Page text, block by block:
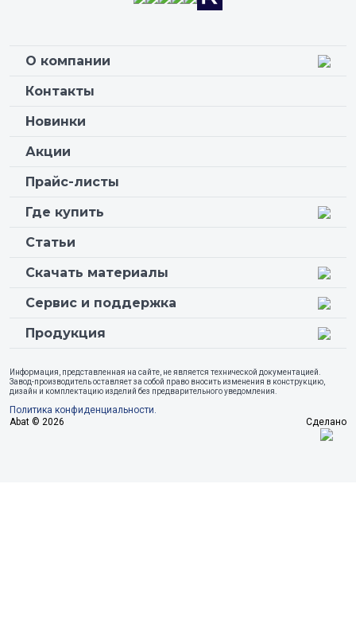
О компании
Контакты
Новинки
Акции
Прайс-листы
Где купить
Статьи
Скачать материалы
Сервис и поддержка
Продукция
Информация, представленная на сайте, не является технической документацией.
Завод-производитель оставляет за собой право вносить изменения в конструкцию,
дизайн и комплектацию изделий без предварительного уведомления.
Политика конфиденциальности.
Abat © 2026
Сделано